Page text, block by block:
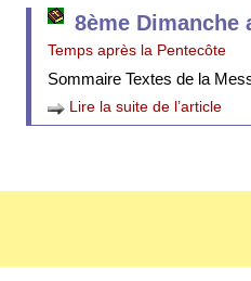
8ème Dimanche
Temps après la Pentecôte
Sommaire Textes de la
Lire la suite de l’article